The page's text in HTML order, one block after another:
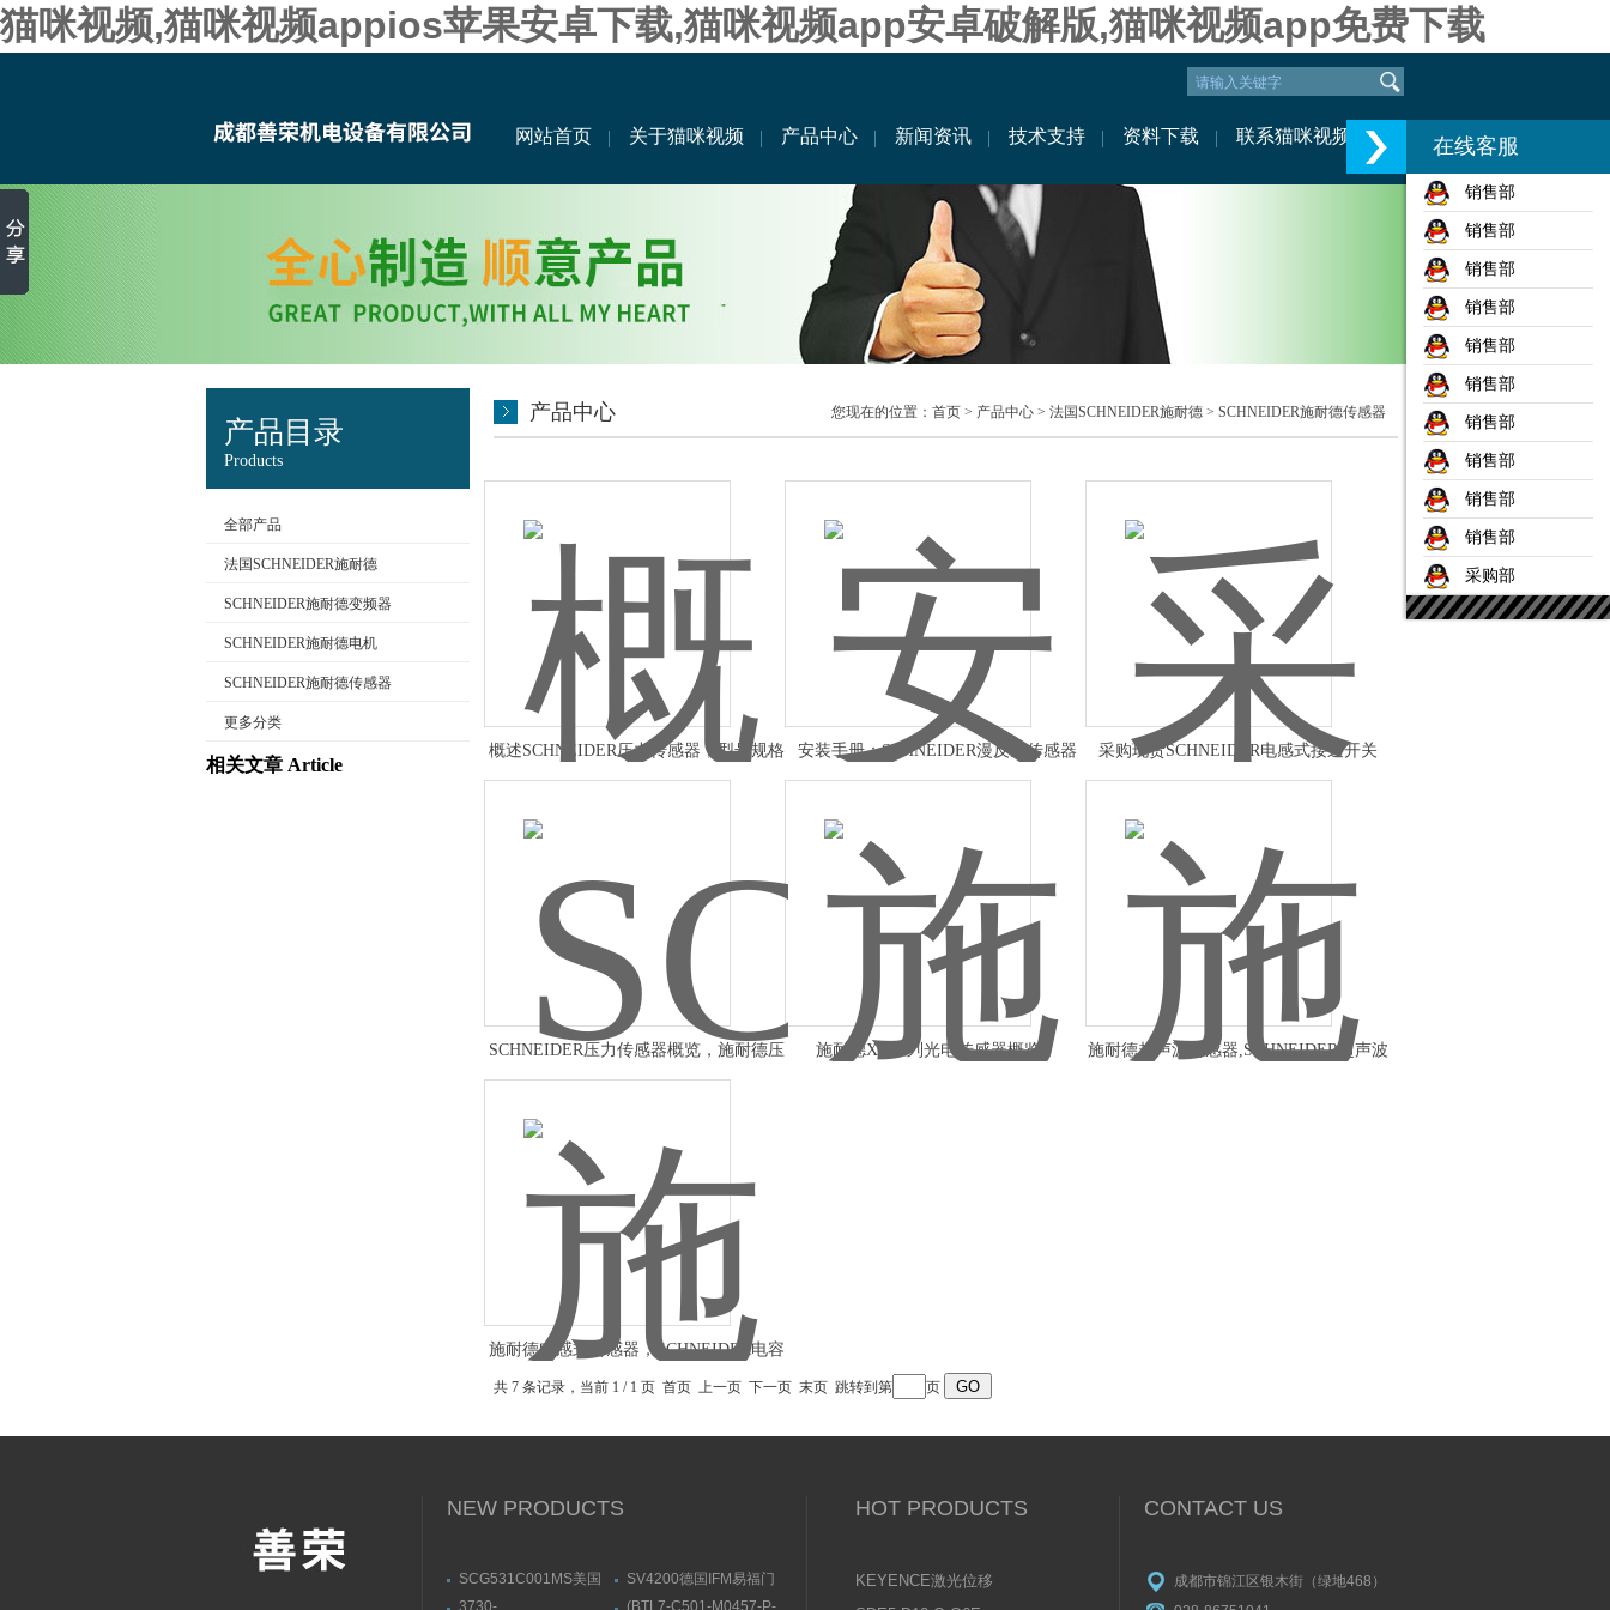
猫咪视频,猫咪视频appios苹果安卓下载,猫咪视频app安卓破解版,猫咪视频app免费下载
网站首页 关于猫咪视频 产品中心 新闻资讯 技术支持 资料下载 联系猫咪视频
产品目录
Products
全部产品
法国SCHNEIDER施耐德
SCHNEIDER施耐德变频器
SCHNEIDER施耐德电机
SCHNEIDER施耐德传感器
更多分类
相关文章 Article
产品中心 您现在的位置： 首页 > 产品中心 > 法国SCHNEIDER施耐德 > SCHNEIDER施耐德传感器
概述SCHNEIDER压力传感器，型号规格 安装手册；SCHNEIDER漫反射传感器 采购现货SCHNEIDER电感式接近开关
SCHNEIDER压力传感器概览，施耐德压
施耐德XU系列光电传感器概览，
施耐德超声波传感器,SCHNEIDER超声波
施耐德电感式传感器，SCHNEIDER电容
共 7 条记录，当前 1 / 1 页 首页 上一页 下一页 末页 跳转到第 页
NEW PRODUCTS
SCG531C001MS美国
ASCO阿斯卡电磁阀有货
SV4200德国IFM易福门
流量传感器带显示屏
3730- (BTL7-C501-M0457-P-
HOT PRODUCTS
KEYENCE激光位移
传感器使用说明书
CONTACT US
成都市锦江区银木街（绿地468）
在线客服
销售部
销售部
销售部
销售部
销售部
销售部
销售部
销售部
销售部
销售部
采购部